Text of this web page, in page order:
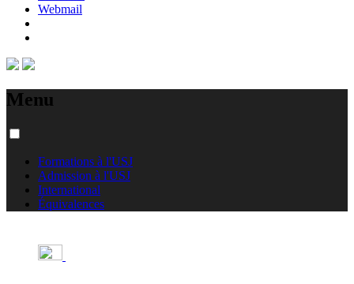
Webmail
Menu
Formations à l'USJ
Admission à l'USJ
International
Équivalences